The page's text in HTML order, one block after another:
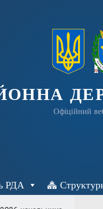
Офіційний
РДА